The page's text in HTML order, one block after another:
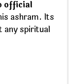
official
ashram. Its
any spiritual